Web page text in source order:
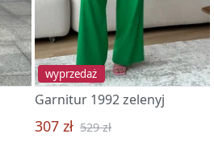
wyprzedaż
Garnitur 1992 zelenyj
307 zł 529 zł